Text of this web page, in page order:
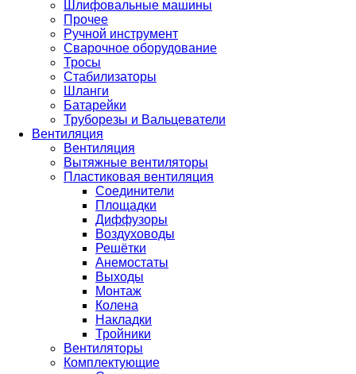
Шлифовальные машины
Прочее
Ручной инструмент
Сварочное оборудование
Тросы
Стабилизаторы
Шланги
Батарейки
Труборезы и Вальцеватели
Вентиляция
Вентиляция
Вытяжные вентиляторы
Пластиковая вентиляция
Соединители
Площадки
Диффузоры
Воздуховоды
Решётки
Анемостаты
Выходы
Монтаж
Колена
Накладки
Тройники
Вентиляторы
Комплектующие